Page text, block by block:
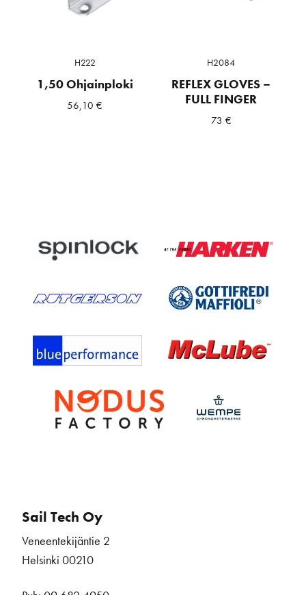
H222
1,50 Ohjainploki
56,10€
H2084
REFLEX GLOVES –
FULL FINGER
73 €
Sail Tech Oy
Veneentekijäntie 2
Helsinki 00210